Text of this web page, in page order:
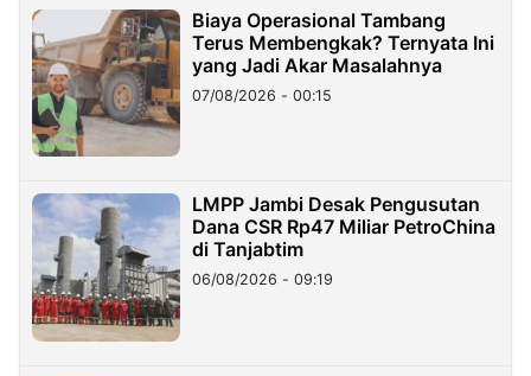
Biaya Operasional Tambang
Terus Membengkak? Ternyata Ini
yang Jadi Akar Masalahnya
07/08/2026 - 00:15
LMPP Jambi Desak Pengusutan
Dana CSR Rp47 Miliar PetroChina
di Tanjabtim
06/08/2026 - 09:19